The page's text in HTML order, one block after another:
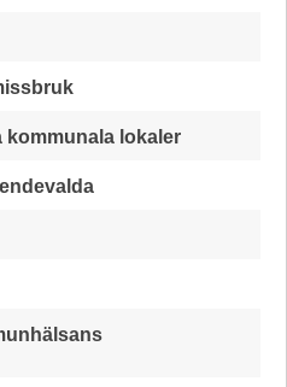
kommunala lokaler